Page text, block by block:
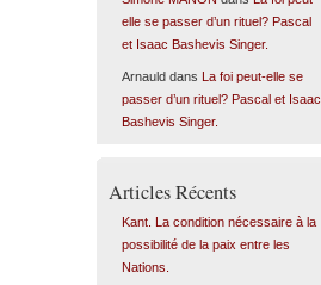
elle se passer d’un rituel? Pascal
et Isaac Bashevis Singer.
Arnauld dans
La foi peut-elle se
passer d’un rituel? Pascal et Isaac
Bashevis Singer.
Articles Récents
Kant. La condition nécessaire à la
possibilité de la paix entre les
Nations.